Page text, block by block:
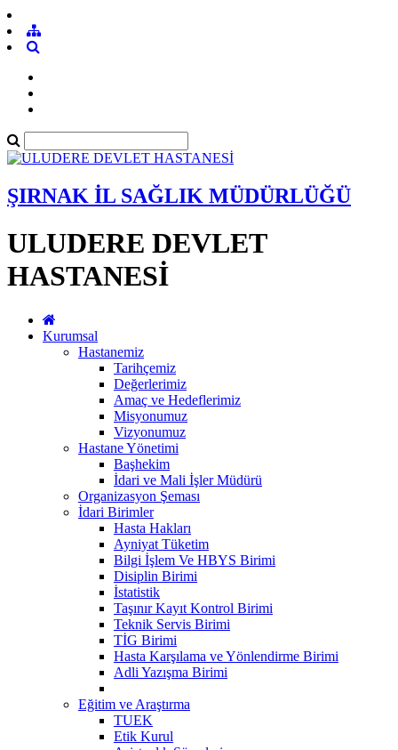
ŞIRNAK İL SAĞLIK MÜDÜRLÜĞÜ
ULUDERE DEVLET
HASTANESİ
Kurumsal
Hastanemiz
Tarihçemiz
Değerlerimiz
Amaç ve Hedeflerimiz
Misyonumuz
Vizyonumuz
Hastane Yönetimi
Başhekim
İdari ve Mali İşler Müdürü
Organizasyon Şeması
İdari Birimler
Hasta Hakları
Ayniyat Tüketim
Bilgi İşlem Ve HBYS Birimi
Disiplin Birimi
İstatistik
Taşınır Kayıt Kontrol Birimi
Teknik Servis Birimi
TİG Birimi
Hasta Karşılama ve Yönlendirme Birimi
Adli Yazışma Birimi
Eğitim ve Araştırma
TUEK
Etik Kurul